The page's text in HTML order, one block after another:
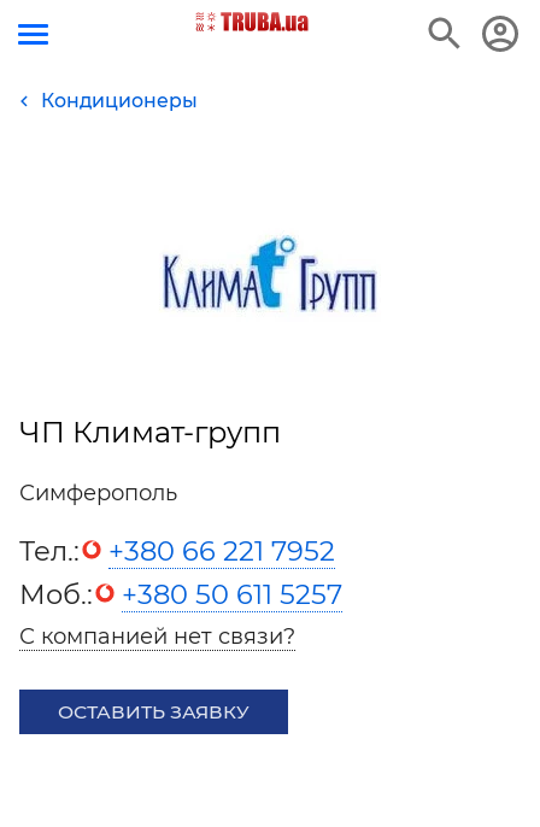
Кондиционеры
ЧП Климат-групп
Симферополь
Тел.:
+380 66 221 7952
Моб.:
+380 50 611 5257
С компанией нет связи?
ОСТАВИТЬ ЗАЯВКУ